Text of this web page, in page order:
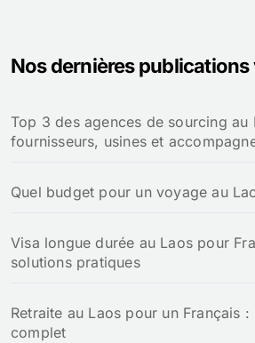
Nos dernières publications
Top 3 des agences de sourcing au
fournisseurs, usines et
Quel budget pour un voyage au
Visa longue durée au Laos pour
solutions pratiques
Retraite au Laos pour un Français
complet